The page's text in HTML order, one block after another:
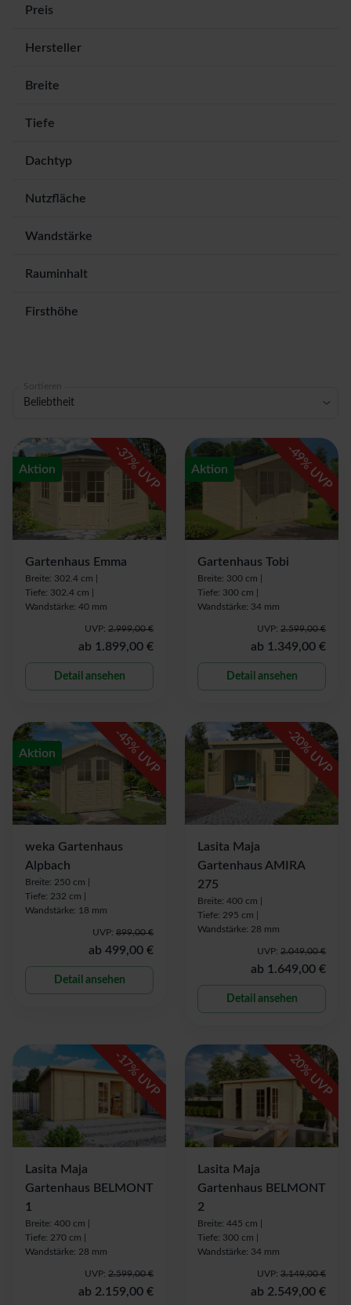
Preis
Hersteller
Breite
Tiefe
Dachtyp
Nutzfläche
Wandstärke
Rauminhalt
Firsthöhe
Sortieren
Beliebtheit
Aktion
-
37
% UVP
Gartenhaus Emma
Breite: 302.4 cm |
Tiefe: 302.4 cm |
Wandstärke: 40 mm
UVP: 2.999,00 €
ab 1.899,00 €
Detail ansehen
Aktion
-
49
% UVP
Gartenhaus Tobi
Breite: 300 cm |
Tiefe: 300 cm |
Wandstärke: 34 mm
UVP: 2.599,00 €
ab 1.349,00 €
Detail ansehen
Aktion
-
45
% UVP
weka Gartenhaus
Alpbach
Breite: 250 cm |
Tiefe: 232 cm |
Wandstärke: 18 mm
UVP: 899,00 €
ab 499,00 €
Detail ansehen
-
20
% UVP
Lasita Maja
Gartenhaus AMIRA
275
Breite: 400 cm |
Tiefe: 295 cm |
Wandstärke: 28 mm
UVP: 2.049,00 €
ab 1.649,00 €
Detail ansehen
-
17
% UVP
Lasita Maja
Gartenhaus BELMONT
1
Breite: 400 cm |
Tiefe: 270 cm |
Wandstärke: 28 mm
UVP: 2.599,00 €
ab 2.159,00 €
-
20
% UVP
Lasita Maja
Gartenhaus BELMONT
2
Breite: 445 cm |
Tiefe: 300 cm |
Wandstärke: 34 mm
UVP: 3.149,00 €
ab 2.549,00 €